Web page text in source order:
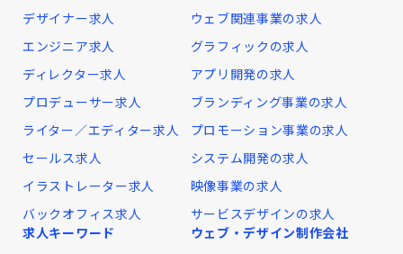
デザイナー求人
エンジニア求人
ディレクター求人
プロデューサー求人
ライター／エディター求人
セールス求人
イラストレーター求人
バックオフィス求人
ウェブ関連事業の求人
グラフィックの求人
アプリ開発の求人
ブランディング事業の求人
プロモーション事業の求人
システム開発の求人
映像事業の求人
サービスデザインの求人
求人キーワード
ウェブ・デザイン制作会社